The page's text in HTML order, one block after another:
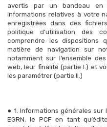
avertis par un bandeau
informations relatives à votre
enregistrées dans des
politique d’utilisation des
comprendre les
matière de navigation sur
notamment sur l’ensemble
web, leur finalité (partie I.) et
les paramétrer (partie II.)
● 1. Informations générales
EGRN, le PCF en tant